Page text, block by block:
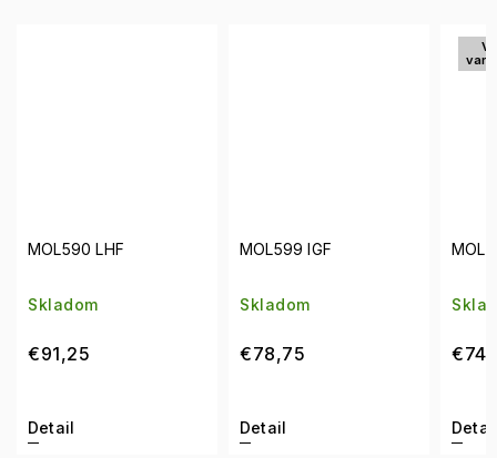
MOL590 LHF
Skladom
€91,25
Detail
MOL599 IGF
Skladom
€78,75
Detail